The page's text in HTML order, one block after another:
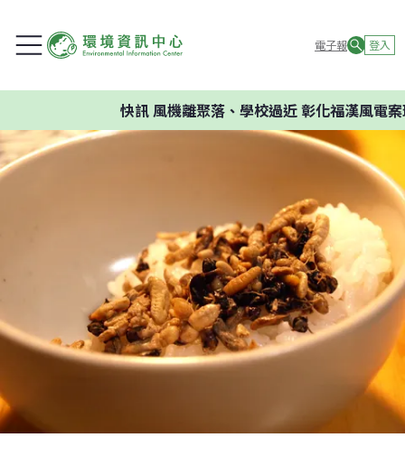
電子報 登入
風機離聚落、學校過近 彰化福漢風電案環委